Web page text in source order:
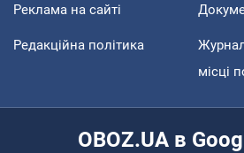
Реклама на сайті
Редакційна політика
місці
OBOZ.UA в